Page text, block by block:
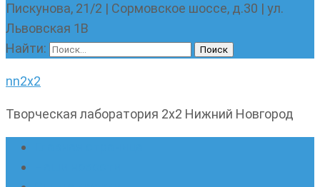
Пискунова, 21/2 | Сормовское шоссе, д.30 | ул.
Львовская 1В
Найти:
nn2x2
Творческая лаборатория 2х2 Нижний Новгород